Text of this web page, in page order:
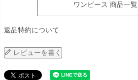
ワンピース 商品一覧
返品特約について
レビューを書く